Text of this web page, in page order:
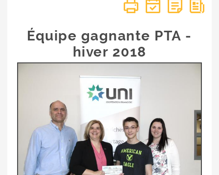
Équipe gagnante PTA -
hiver 2018